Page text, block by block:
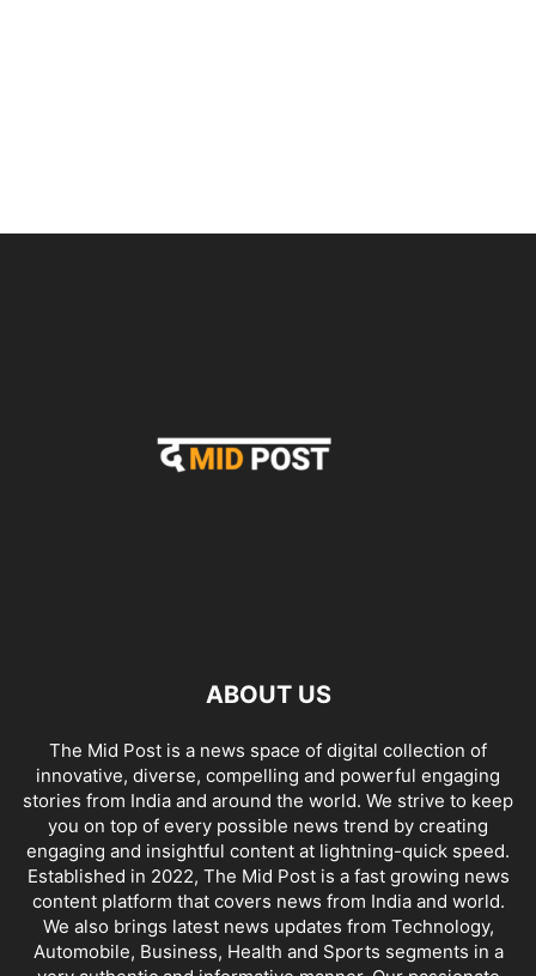
ABOUT US
The Mid Post is a news space of digital collection of
innovative, diverse, compelling and powerful engaging
stories from India and around the world. We strive to keep
you on top of every possible news trend by creating
engaging and insightful content at lightning-quick speed.
Established in 2022, The Mid Post is a fast growing news
content platform that covers news from India and world.
We also brings latest news updates from Technology,
Automobile, Business, Health and Sports segments in a